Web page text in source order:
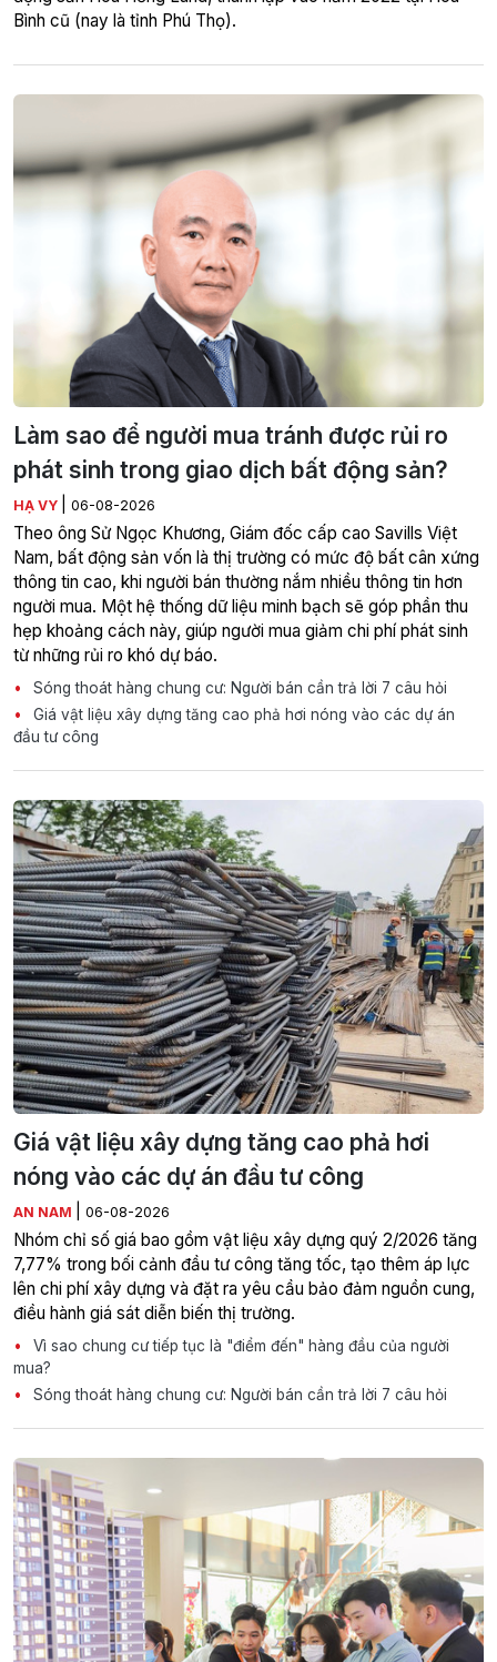
Bình cũ (nay là tỉnh Phú Thọ).
Làm sao để người mua tránh được rủi ro
phát sinh trong giao dịch bất động sản?
HẠ VY 06-08-2026
Theo ông Sử Ngọc Khương, Giám đốc cấp cao Savills Việt
Nam, bất động sản vốn là thị trường có mức độ bất cân xứng
thông tin cao, khi người bán thường nắm nhiều thông tin hơn
người mua. Một hệ thống dữ liệu minh bạch sẽ góp phần thu
hẹp khoảng cách này, giúp người mua giảm chi phí phát sinh
từ những rủi ro khó dự báo.
Sóng thoát hàng chung cư: Người bán cần trả lời 7 câu hỏi
Giá vật liệu xây dựng tăng cao phả hơi nóng vào các dự án
đầu tư công
Giá vật liệu xây dựng tăng cao phả hơi
nóng vào các dự án đầu tư công
AN NAM 06-08-2026
Nhóm chỉ số giá bao gồm vật liệu xây dựng quý 2/2026 tăng
7,77% trong bối cảnh đầu tư công tăng tốc, tạo thêm áp lực
lên chi phí xây dựng và đặt ra yêu cầu bảo đảm nguồn cung,
điều hành giá sát diễn biến thị trường.
Vì sao chung cư tiếp tục là "điểm đến" hàng đầu của người
mua?
Sóng thoát hàng chung cư: Người bán cần trả lời 7 câu hỏi